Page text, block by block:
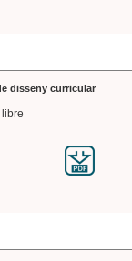
disseny curricular